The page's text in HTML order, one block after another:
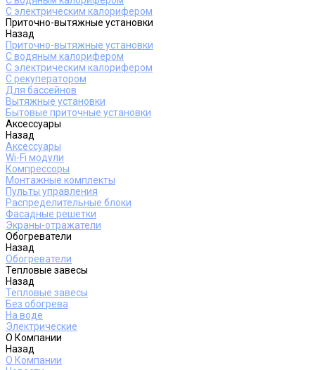
С электрическим калорифером
Приточно-вытяжные установки
Назад
Приточно-вытяжные установки
С водяным калорифером
С электрическим калорифером
С рекуператором
Для бассейнов
Вытяжные установки
Бытовые приточные установки
Аксессуары
Назад
Аксессуары
Wi-Fi модули
Компрессоры
Монтажные комплекты
Пульты управления
Распределительные блоки
Фасадные решетки
Экраны-отражатели
Обогреватели
Назад
Обогреватели
Тепловые завесы
Назад
Тепловые завесы
Без обогрева
На воде
Электрические
О Компании
Назад
О Компании